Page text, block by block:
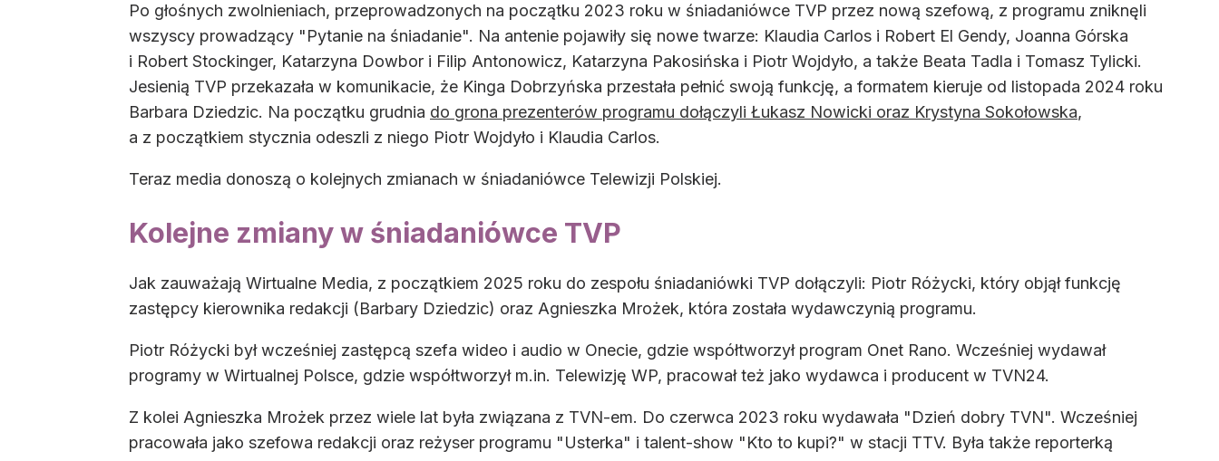
Po głośnych zwolnieniach, przeprowadzonych na początku 2023 roku w śniadaniówce TVP przez nową szefową, z programu zniknęli
wszyscy prowadzący "Pytanie na śniadanie". Na antenie pojawiły się nowe twarze: Klaudia Carlos i Robert El Gendy, Joanna Górska
i Robert Stockinger, Katarzyna Dowbor i Filip Antonowicz, Katarzyna Pakosińska i Piotr Wojdyło, a także Beata Tadla i Tomasz Tylicki.
Jesienią TVP przekazała w komunikacie, że Kinga Dobrzyńska przestała pełnić swoją funkcję, a formatem kieruje od listopada 2024 roku
Barbara Dziedzic. Na początku grudnia do grona prezenterów programu dołączyli Łukasz Nowicki oraz Krystyna Sokołowska,
a z początkiem stycznia odeszli z niego Piotr Wojdyło i Klaudia Carlos.
Teraz media donoszą o kolejnych zmianach w śniadaniówce Telewizji Polskiej.
Kolejne zmiany w śniadaniówce TVP
Jak zauważają Wirtualne Media, z początkiem 2025 roku do zespołu śniadaniówki TVP dołączyli: Piotr Różycki, który objął funkcję
zastępcy kierownika redakcji (Barbary Dziedzic) oraz Agnieszka Mrożek, która została wydawczynią programu.
Piotr Różycki był wcześniej zastępcą szefa wideo i audio w Onecie, gdzie współtworzył program Onet Rano. Wcześniej wydawał
programy w Wirtualnej Polsce, gdzie współtworzył m.in. Telewizję WP, pracował też jako wydawca i producent w TVN24.
Z kolei Agnieszka Mrożek przez wiele lat była związana z TVN-em. Do czerwca 2023 roku wydawała "Dzień dobry TVN". Wcześniej
pracowała jako szefowa redakcji oraz reżyser programu "Usterka" i talent-show "Kto to kupi?" w stacji TTV. Była także reporterką